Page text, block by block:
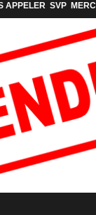
APPELER SVP MERCI